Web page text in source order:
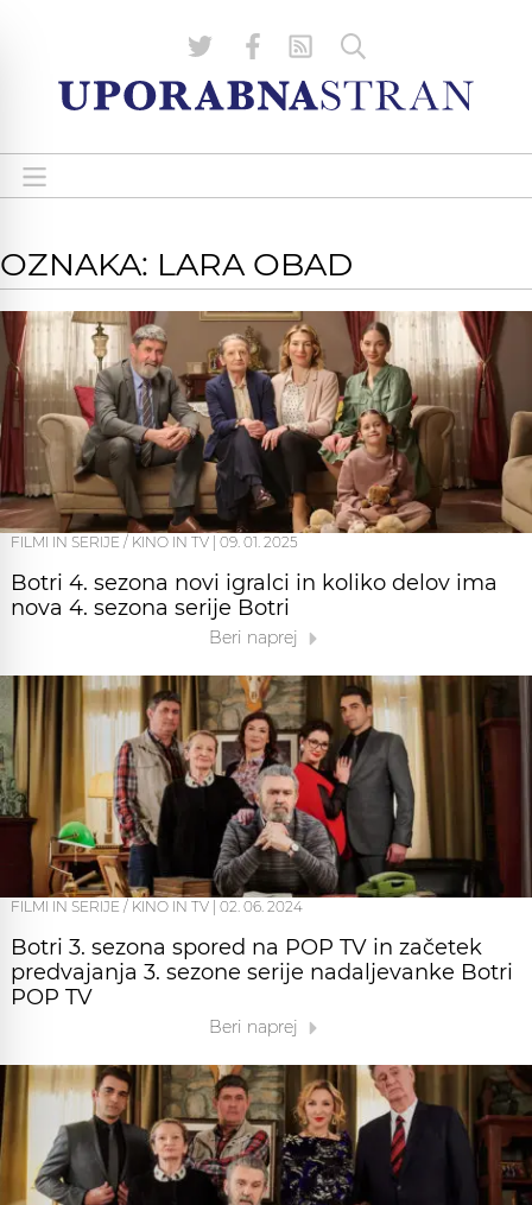
OZNAKA: LARA OBAD
FILMI IN SERIJE / KINO IN TV 09. 01. 2025
Botri 4. sezona novi igralci in koliko delov ima
nova 4. sezona serije Botri
Beri naprej
FILMI IN SERIJE / KINO IN TV 02. 06. 2024
Botri 3. sezona spored na POP TV in začetek
predvajanja 3. sezone serije nadaljevanke Botri
POP TV
Beri naprej